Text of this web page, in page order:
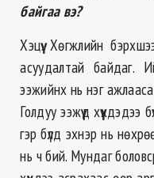
байгаа вэ?
Хэцүү. Хөгжлийн
асуудалтай байдаг.
ээжийнх нь нэг
Голдуу ээжүүд хүүхдэдээ
гэр бүлд эхнэр нь
нь ч бий. Мундаг